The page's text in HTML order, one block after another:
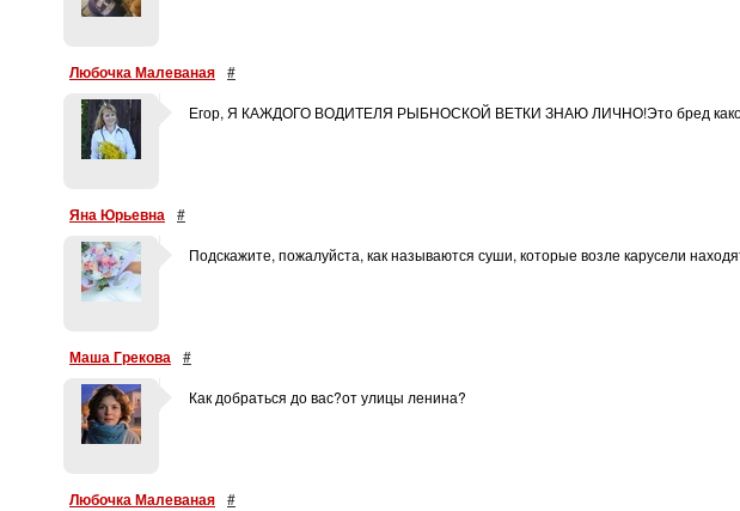
Любочка Малеваная #
Егор, Я КАЖДОГО ВОДИТЕЛЯ РЫБНОСКОЙ ВЕТКИ ЗНАЮ ЛИЧНО!Это бред какой
Яна Юрьевна #
Подскажите, пожалуйста, как называются суши, которые возле карусели
Маша Грекова #
Как добраться до вас?от улицы ленина?
Любочка Малеваная #